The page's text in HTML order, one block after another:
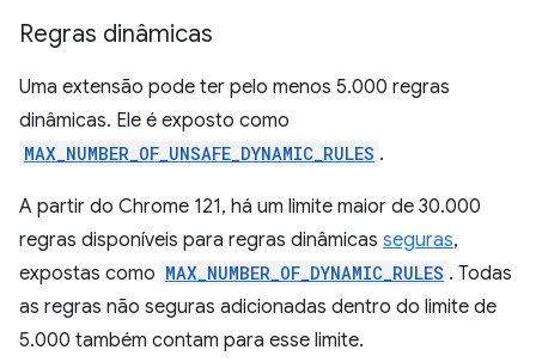
Regras dinâmicas
Uma extensão pode ter pelo menos 5.000 regras
dinâmicas. Ele é exposto como
MAX_NUMBER_OF_UNSAFE_DYNAMIC_RULES .
A partir do Chrome 121, há um limite maior de 30.000
regras disponíveis para regras dinâmicas seguras,
expostas como MAX_NUMBER_OF_DYNAMIC_RULES . Todas
as regras não seguras adicionadas dentro do limite de
5.000 também contam para esse limite.